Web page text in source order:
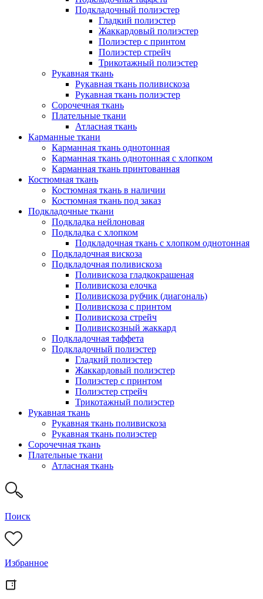
Подкладочный полиэстер
Гладкий полиэстер
Жаккардовый полиэстер
Полиэстер с принтом
Полиэстер стрейч
Трикотажный полиэстер
Рукавная ткань
Рукавная ткань поливискоза
Рукавная ткань полиэстер
Сорочечная ткань
Плательные ткани
Атласная ткань
Карманные ткани
Карманная ткань однотонная
Карманная ткань однотонная с хлопком
Карманная ткань принтованная
Костюмная ткань
Костюмная ткань в наличии
Костюмная ткань под заказ
Подкладочные ткани
Подкладка нейлоновая
Подкладка с хлопком
Подкладочная ткань с хлопком однотонная
Подкладочная вискоза
Подкладочная поливискоза
Поливискоза гладкокрашеная
Поливискоза елочка
Поливискоза рубчик (диагональ)
Поливискоза с принтом
Поливискоза стрейч
Поливискозный жаккард
Подкладочная таффета
Подкладочный полиэстер
Гладкий полиэстер
Жаккардовый полиэстер
Полиэстер с принтом
Полиэстер стрейч
Трикотажный полиэстер
Рукавная ткань
Рукавная ткань поливискоза
Рукавная ткань полиэстер
Сорочечная ткань
Плательные ткани
Атласная ткань
Поиск
Избранное